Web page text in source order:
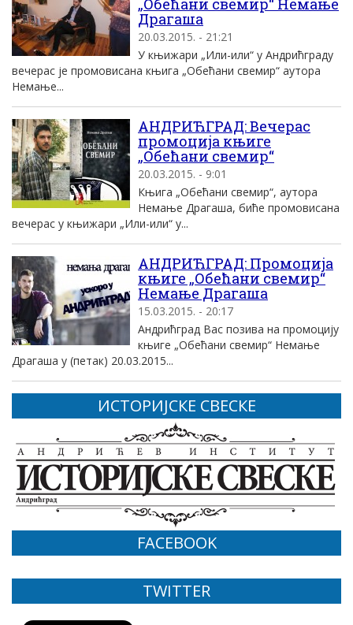
„Обећани свемир“ Немање
Драгаша
20.03.2015. - 21:21
У књижари „Или-или“ у Андрићграду
вечерас је промовисана књига „Обећани свемир“ аутора
Немање...
АНДРИЋГРАД: Вечерас
промоција књиге
„Обећани свемир“
20.03.2015. - 9:01
Књига „Обећани свемир“, аутора
Немање Драгаша, биће промовисана
вечерас у књижари „Или-или“ у...
АНДРИЋГРАД: Промоција
књиге „Обећани свемир“
Немање Драгаша
15.03.2015. - 20:17
Андрићград Вас позива на промоцију
књиге „Обећани свемир“ Немање
Драгаша у (петак) 20.03.2015...
ИСТОРИЈСКЕ СВЕСКЕ
FACEBOOK
TWITTER